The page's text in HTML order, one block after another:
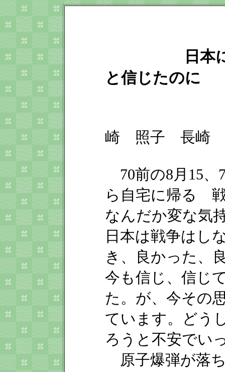
日
と信じたのに
崎 照子 長崎
70前の8月15、
ら自宅に帰る
なんだか変な気
日本は戦争はし
き、良かった、
今も信じ、信じ
た。が、今その
ています。どう
ろうと不安でい
原子爆弾が落